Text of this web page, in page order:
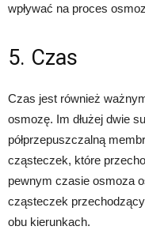
wpływać na proces
5. Czas
Czas jest również
osmozę. Im dłużej dwie
półprzepuszczalną
cząsteczek, które
pewnym czasie osmoza
cząsteczek
obu kierunkach.